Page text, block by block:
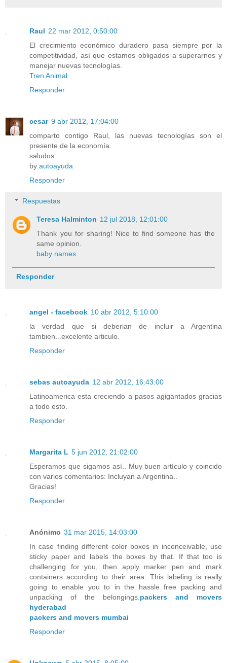
Raul 22 mar 2012, 0:50:00
El crecimiento económico duradero pasa siempre por la
competitividad, así que estamos obligados a superarnos y
manejar nuevas tecnologías.
Tren Animal
Responder
cesar 9 abr 2012, 17:04:00
comparto contigo Raul, las nuevas tecnologías son el
presente de la economía.
saludos
by autoayuda
Responder
Respuestas
Teresa Halminton 12 jul 2018, 12:01:00
Thank you for sharing! Nice to find someone has the
same opinion.
baby names
Responder
angel - facebook 10 abr 2012, 5:10:00
la verdad que si deberian de incluir a Argentina
tambien...excelente articulo.
Responder
sebas autoayuda 12 abr 2012, 16:43:00
Latinoamerica esta creciendo a pasos agigantados gracias
a todo esto.
Responder
Margarita L 5 jun 2012, 21:02:00
Esperamos que sigamos así.. Muy buen artículo y coincido
con varios comentarios: Incluyan a Argentina..
Gracias!
Responder
Anónimo 31 mar 2015, 14:03:00
In case finding different color boxes in inconceivable, use
sticky paper and labels the boxes by that. If that too is
challenging for you, then apply marker pen and mark
containers according to their area. This labeling is really
going to enable you to in the hassle free packing and
unpacking of the belongings.packers and movers
hyderabad
packers and movers mumbai
Responder